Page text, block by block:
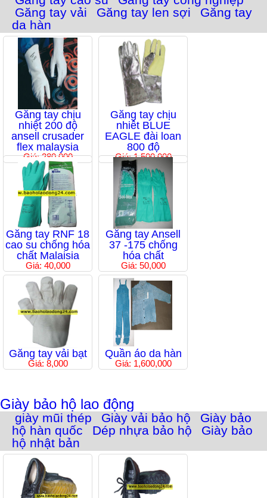
Găng tay vải
Găng tay len sợi
Găng tay
da hàn
Găng tay chịu
nhiệt 200 độ
ansell crusader
flex malaysia
Giá: 280,000
Găng tay chịu
nhiêt BLUE
EAGLE đài loan
800 độ
Giá: 1,500,000
Găng tay RNF 18
cao su chống hóa
chất Malaisia
Giá: 40,000
Găng tay Ansell
37 -175 chống
hóa chất
Giá: 50,000
Găng tay vải bạt
Giá: 8,000
Quần áo da hàn
Giá: 1,600,000
Giày bảo hộ lao động
giày mũi thép Giày vải bảo hộ
Giày bảo
hộ hàn quốc
Dép nhựa bảo hộ
Giày bảo
hộ nhật bản